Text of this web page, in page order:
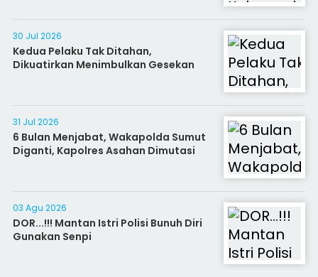
30 Jul 2026
Kedua Pelaku Tak Ditahan,
Dikuatirkan Menimbulkan Gesekan
31 Jul 2026
6 Bulan Menjabat, Wakapolda Sumut
Diganti, Kapolres Asahan Dimutasi
03 Agu 2026
DOR...!!! Mantan Istri Polisi Bunuh Diri
Gunakan Senpi